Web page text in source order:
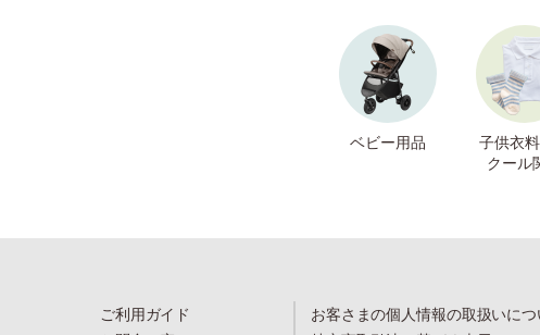
ベビー用品
子供衣
クール
ご利用ガイド
お客さまの個人情報の取扱いにつ